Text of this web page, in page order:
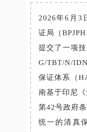
2026年6月3
证局（
提交了一项
G/TBT/N/
保证体系（
南基于印尼
第42号政府
统一的清真